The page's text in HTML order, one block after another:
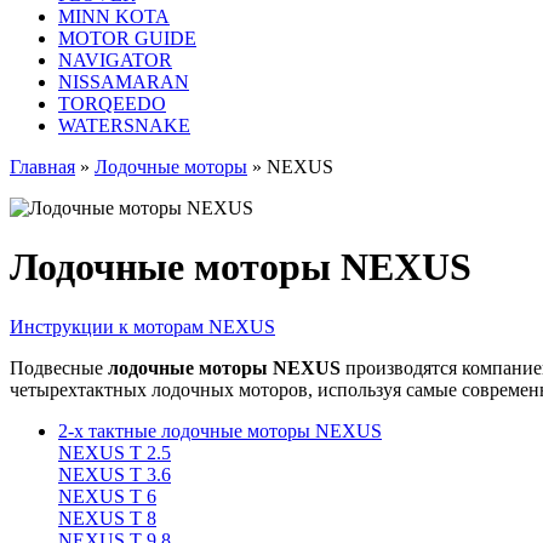
MINN KOTA
MOTOR GUIDE
NAVIGATOR
NISSAMARAN
TORQEEDO
WATERSNAKE
Главная » Лодочные моторы » NEXUS
Лодочные моторы NEXUS
Инструкции к моторам NEXUS
Подвесные лодочные моторы NEXUS производятся
четырехтактных лодочных моторов, используя самые
2-x тактные лодочные моторы NEXUS
NEXUS T 2.5
NEXUS T 3.6
NEXUS T 6
NEXUS T 8